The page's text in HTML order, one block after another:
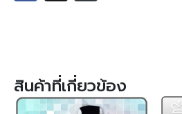
สินค้าที่เกี่ยวข้อง